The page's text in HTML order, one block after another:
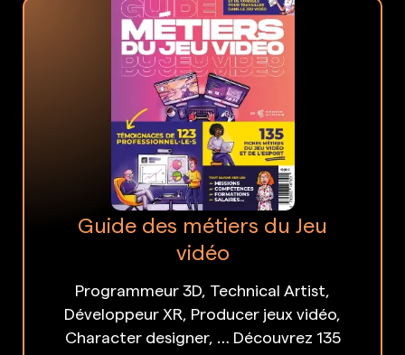
Guide des métiers du Jeu
vidéo
Programmeur 3D, Technical Artist,
Développeur XR, Producer jeux vidéo,
Character designer, … Découvrez 135